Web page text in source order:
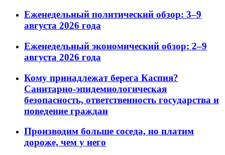
Еженедельный политический обзор: 3–9
августа 2026 года
Еженедельный экономический обзор: 2–9
августа 2026 года
Кому принадлежат берега Каспия?
Санитарно-эпидемиологическая
безопасность, ответственность государства и
поведение граждан
Производим больше соседа, но платим
дороже, чем у него